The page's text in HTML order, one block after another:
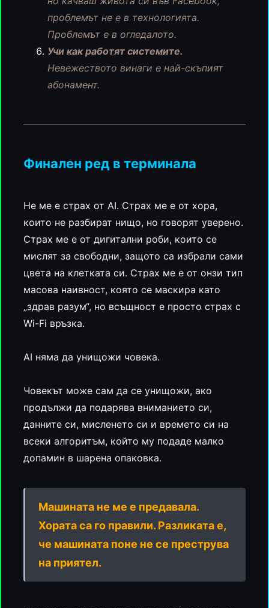
проблемът не е в технологията.
Проблемът е в огледалото.
Учи как работят системите.
Невежеството винаги е най-скъпият
абонамент.
Финален ред в терминала
Не ме е страх от AI. Страх ме е от хора,
които не разбират нищо, но говорят уверено.
Страх ме е от дигитални роби, които се
мислят за свободни, защото са избрали сами
цвета на клетката си. Страх ме е от онзи тип
масова наивност, която се маскира като
„здрав разум“, но всъщност е просто страх с
Wi-Fi връзка.
AI няма да унищожи човека.
Човекът може сам да се унищожи, ако
продължи да подарява вниманието си,
данните си, мисленето си и времето си на
всеки алгоритъм, който му подаде малко
допамин в шарена опаковка.
Машината не ме е предавала.
Хората са го правили. Разликата е,
че машината поне не се преструва
на приятел.